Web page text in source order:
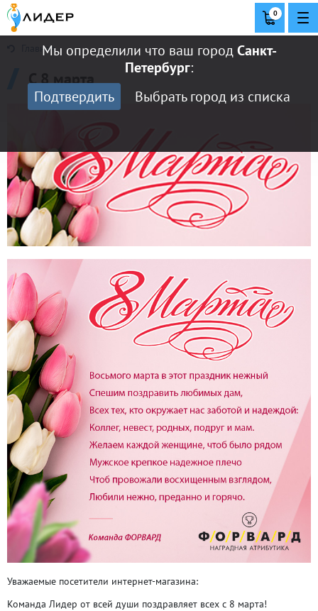
Мы определили что ваш городСанкт-
Петербург:
Подтвердить
Выбрать город из списка
0
Главная
С 8 марта
Уважаемые посетители интернет-магазина:
Команда Лидер от всей души поздравляет всех с 8 марта!